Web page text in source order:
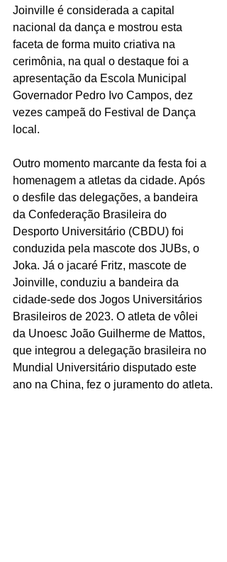
Joinville é considerada a capital
nacional da dança e mostrou esta
faceta de forma muito criativa na
cerimônia, na qual o destaque foi a
apresentação da Escola Municipal
Governador Pedro Ivo Campos, dez
vezes campeã do Festival de Dança
local.
Outro momento marcante da festa foi a
homenagem a atletas da cidade. Após
o desfile das delegações, a bandeira
da Confederação Brasileira do
Desporto Universitário (CBDU) foi
conduzida pela mascote dos JUBs, o
Joka. Já o jacaré Fritz, mascote de
Joinville, conduziu a bandeira da
cidade-sede dos Jogos Universitários
Brasileiros de 2023. O atleta de vôlei
da Unoesc João Guilherme de Mattos,
que integrou a delegação brasileira no
Mundial Universitário disputado este
ano na China, fez o juramento do atleta.